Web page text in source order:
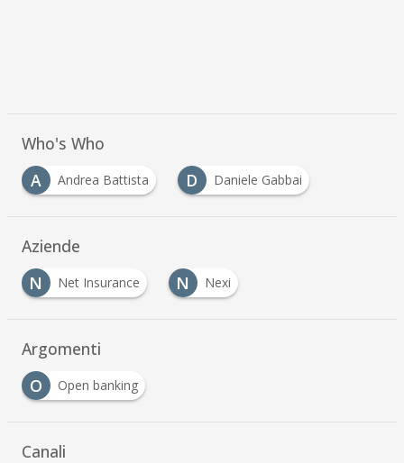
Who's Who
A
Andrea Battista D Daniele Gabbai
Aziende
N
Net Insurance N Nexi
Argomenti
O
Open banking
Canali